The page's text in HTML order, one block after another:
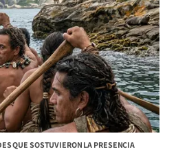
QUE SOSTUVIERON LA PRESENCIA